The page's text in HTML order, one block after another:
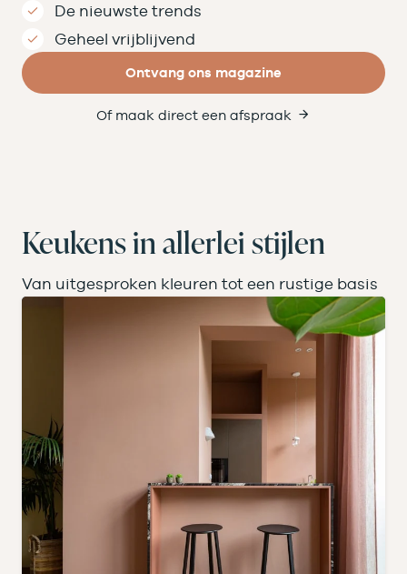
De nieuwste trends
Geheel vrijblijvend
Ontvang ons magazine
Of maak direct een afspraak
Keukens in allerlei stijlen
Van uitgesproken kleuren tot een rustige basis